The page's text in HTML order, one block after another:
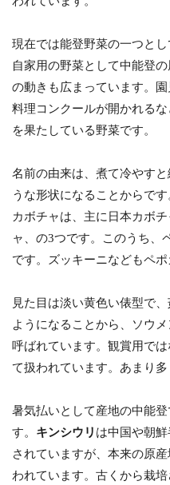
現在では能登野菜の一つと
自家用の野菜として中能登
の動きも広まっています。
料理コンクールが開かれる
を果たしている野菜です。
名前の由来は、煮て冷やす
うな形状になることからで
カボチャは、主に日本カボ
ャ、の3つです。このうち、
です。ズッキーニなどもペポ
見た目は淡い黄色い俵型で
ようになることから、ソウ
呼ばれています。観賞用で
て扱われています。あまり多
暑気払いとして産地の中能
す。 キンシウリ は中国や朝
されていますが、本来の原
われています。古くから栽